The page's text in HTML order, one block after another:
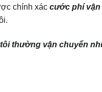
chính xác cước phí vận
thường vận chuyển